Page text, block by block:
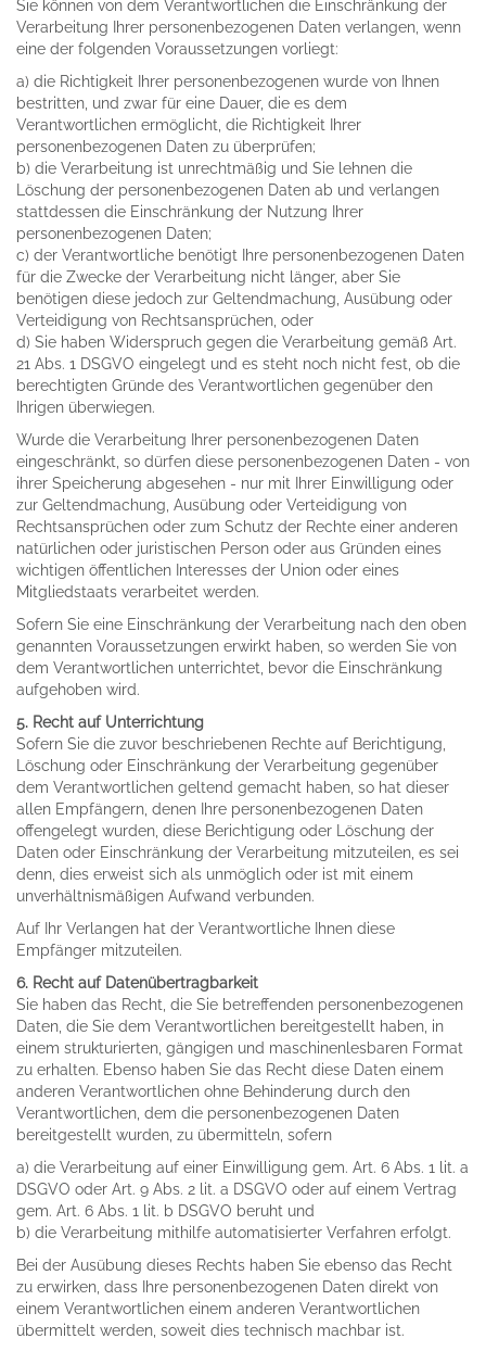
Sie können von dem Verantwortlichen die Einschränkung der
Verarbeitung Ihrer personenbezogenen Daten verlangen, wenn
eine der folgenden Voraussetzungen vorliegt:
a) die Richtigkeit Ihrer personenbezogenen wurde von Ihnen
bestritten, und zwar für eine Dauer, die es dem
Verantwortlichen ermöglicht, die Richtigkeit Ihrer
personenbezogenen Daten zu überprüfen;
b) die Verarbeitung ist unrechtmäßig und Sie lehnen die
Löschung der personenbezogenen Daten ab und verlangen
stattdessen die Einschränkung der Nutzung Ihrer
personenbezogenen Daten;
c) der Verantwortliche benötigt Ihre personenbezogenen Daten
für die Zwecke der Verarbeitung nicht länger, aber Sie
benötigen diese jedoch zur Geltendmachung, Ausübung oder
Verteidigung von Rechtsansprüchen, oder
d) Sie haben Widerspruch gegen die Verarbeitung gemäß Art.
21 Abs. 1 DSGVO eingelegt und es steht noch nicht fest, ob die
berechtigten Gründe des Verantwortlichen gegenüber den
Ihrigen überwiegen.
Wurde die Verarbeitung Ihrer personenbezogenen Daten
eingeschränkt, so dürfen diese personenbezogenen Daten - von
ihrer Speicherung abgesehen - nur mit Ihrer Einwilligung oder
zur Geltendmachung, Ausübung oder Verteidigung von
Rechtsansprüchen oder zum Schutz der Rechte einer anderen
natürlichen oder juristischen Person oder aus Gründen eines
wichtigen öffentlichen Interesses der Union oder eines
Mitgliedstaats verarbeitet werden.
Sofern Sie eine Einschränkung der Verarbeitung nach den oben
genannten Voraussetzungen erwirkt haben, so werden Sie von
dem Verantwortlichen unterrichtet, bevor die Einschränkung
aufgehoben wird.
5. Recht auf Unterrichtung
Sofern Sie die zuvor beschriebenen Rechte auf Berichtigung,
Löschung oder Einschränkung der Verarbeitung gegenüber
dem Verantwortlichen geltend gemacht haben, so hat dieser
allen Empfängern, denen Ihre personenbezogenen Daten
offengelegt wurden, diese Berichtigung oder Löschung der
Daten oder Einschränkung der Verarbeitung mitzuteilen, es sei
denn, dies erweist sich als unmöglich oder ist mit einem
unverhältnismäßigen Aufwand verbunden.
Auf Ihr Verlangen hat der Verantwortliche Ihnen diese
Empfänger mitzuteilen.
6. Recht auf Datenübertragbarkeit
Sie haben das Recht, die Sie betreffenden personenbezogenen
Daten, die Sie dem Verantwortlichen bereitgestellt haben, in
einem strukturierten, gängigen und maschinenlesbaren Format
zu erhalten. Ebenso haben Sie das Recht diese Daten einem
anderen Verantwortlichen ohne Behinderung durch den
Verantwortlichen, dem die personenbezogenen Daten
bereitgestellt wurden, zu übermitteln, sofern
a) die Verarbeitung auf einer Einwilligung gem. Art. 6 Abs. 1 lit. a
DSGVO oder Art. 9 Abs. 2 lit. a DSGVO oder auf einem Vertrag
gem. Art. 6 Abs. 1 lit. b DSGVO beruht und
b) die Verarbeitung mithilfe automatisierter Verfahren erfolgt.
Bei der Ausübung dieses Rechts haben Sie ebenso das Recht
zu erwirken, dass Ihre personenbezogenen Daten direkt von
einem Verantwortlichen einem anderen Verantwortlichen
übermittelt werden, soweit dies technisch machbar ist.